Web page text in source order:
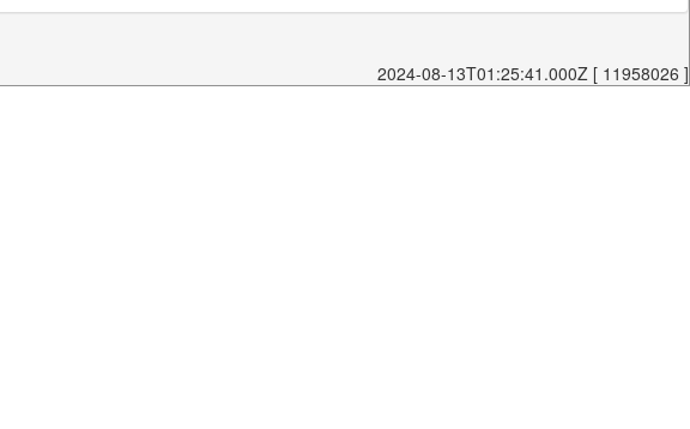
2024-08-13T01:25:41.000Z [ 11958026 ]